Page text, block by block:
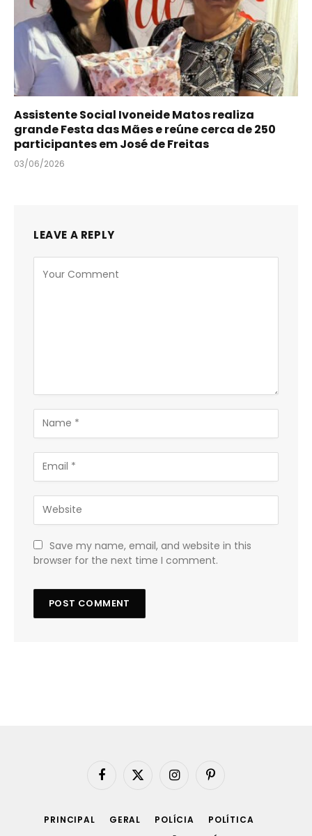
Assistente Social Ivoneide Matos realiza
grande Festa das Mães e reúne cerca de 250
participantes em José de Freitas
03/06/2026
LEAVE A REPLY
Save my name, email, and website in this
browser for the next time I comment.
Facebook
X
InstagramPinterest
PRINCIPAL GERAL POLÍCIA
POLÍTICA